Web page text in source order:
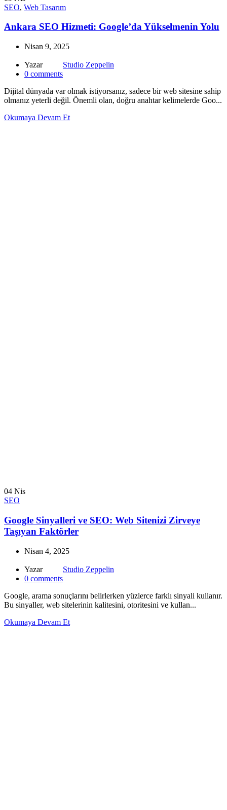
SEO, Web Tasarım
Ankara SEO Hizmeti: Google’da Yükselmenin Yolu
Nisan 9, 2025
Yazar
Studio Zeppelin
0 comments
Dijital dünyada var olmak istiyorsanız, sadece bir web sitesine sahip
olmanız yeterli değil. Önemli olan, doğru anahtar kelimelerde Goo...
Okumaya Devam Et
04 Nis
SEO
Google Sinyalleri ve SEO: Web Sitenizi Zirveye
Taşıyan Faktörler
Nisan 4, 2025
Yazar
Studio Zeppelin
0 comments
Google, arama sonuçlarını belirlerken yüzlerce farklı sinyali kullanır.
Bu sinyaller, web sitelerinin kalitesini, otoritesini ve kullan...
Okumaya Devam Et